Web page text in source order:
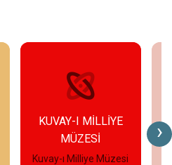
›
KUVAY-I MİLLİYE
MÜZESİ
Kuvay-ı Milliye Müzesi